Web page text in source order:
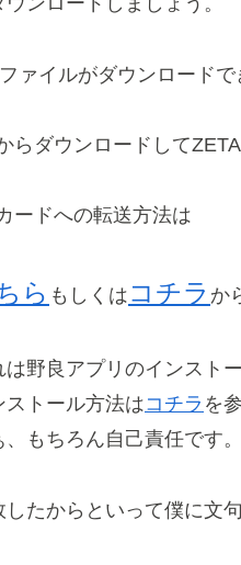
ァイルがダウンロードで
らダウンロードして
ードへの転送方法は
ら もしくは コチラ か
は野良アプリのインスト
ストール方法はコチラ を
、もちろん自己責任です。
したからといって僕に文